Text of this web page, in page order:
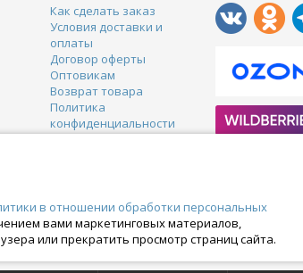
Как сделать заказ
Условия доставки и
оплаты
Договор оферты
Оптовикам
Возврат товара
Политика
конфиденциальности
Контакты
crazy-
в отношении обработки персональных
вами маркетинговых материалов,
или прекратить просмотр страниц сайта.